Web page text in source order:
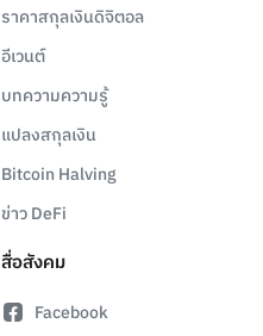
ราคาสกุลเงินดิจิตอล
อีเวนต์
บทความความรู้
แปลงสกุลเงิน
Bitcoin Halving
ข่าว DeFi
สื่อสังคม
Facebook